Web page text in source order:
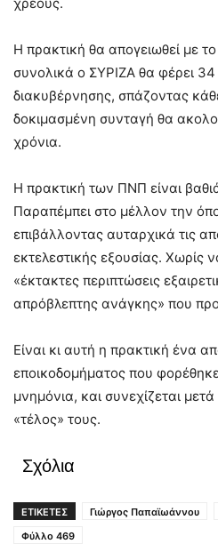
Η πρακτική θα απογειωθεί με
συνολικά ο ΣΥΡΙΖΑ θα φέρει
διακυβέρνησης, σπάζοντας
δοκιμασμένη συνταγή θα
χρόνια.
Η πρακτική των ΠΝΠ είναι
Παραπέμπει στο μέλλον την
επιβάλλοντας αυταρχικά τις
εκτελεστικής εξουσίας. Χωρίς
«έκτακτες περιπτώσεις
απρόβλεπτης ανάγκης» που
Είναι κι αυτή η πρακτική ένα
εποικοδομήματος που
μνημόνια, και συνεχίζεται
«τέλος» τους.
Σχόλια
ΕΤΙΚΕΤΕΣ Γιώργος Παπαϊωάννου
Φύλλο 469